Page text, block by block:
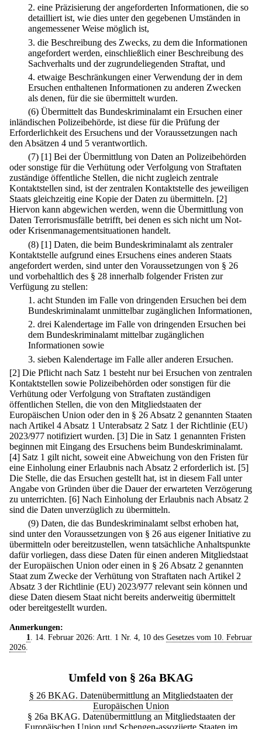
2. eine Präzisierung der angeforderten Informationen, die so
detailliert ist, wie dies unter den gegebenen Umständen in
angemessener Weise möglich ist,
3. die Beschreibung des Zwecks, zu dem die Informationen
angefordert werden, einschließlich einer Beschreibung des
Sachverhalts und der zugrundeliegenden Straftat, und
4. etwaige Beschränkungen einer Verwendung der in dem
Ersuchen enthaltenen Informationen zu anderen Zwecken
als denen, für die sie übermittelt wurden.
(6) Übermittelt das Bundeskriminalamt ein Ersuchen einer
inländischen Polizeibehörde, ist diese für die Prüfung der
Erforderlichkeit des Ersuchens und der Voraussetzungen nach
den Absätzen 4 und 5 verantwortlich.
(7) [1] Bei der Übermittlung von Daten an Polizeibehörden
oder sonstige für die Verhütung oder Verfolgung von Straftaten
zuständige öffentliche Stellen, die nicht zugleich zentrale
Kontaktstellen sind, ist der zentralen Kontaktstelle des jeweiligen
Staats gleichzeitig eine Kopie der Daten zu übermitteln. [2]
Hiervon kann abgewichen werden, wenn die Übermittlung von
Daten Terrorismusfälle betrifft, bei denen es sich nicht um Not-
oder Krisenmanagementsituationen handelt.
(8) [1] Daten, die beim Bundeskriminalamt als zentraler
Kontaktstelle aufgrund eines Ersuchens eines anderen Staats
angefordert werden, sind unter den Voraussetzungen von § 26
und vorbehaltlich des § 28 innerhalb folgender Fristen zur
Verfügung zu stellen:
1. acht Stunden im Falle von dringenden Ersuchen bei dem
Bundeskriminalamt unmittelbar zugänglichen Informationen,
2. drei Kalendertage im Falle von dringenden Ersuchen bei
dem Bundeskriminalamt mittelbar zugänglichen
Informationen sowie
3. sieben Kalendertage im Falle aller anderen Ersuchen.
[2] Die Pflicht nach Satz 1 besteht nur bei Ersuchen von zentralen
Kontaktstellen sowie Polizeibehörden oder sonstigen für die
Verhütung oder Verfolgung von Straftaten zuständigen
öffentlichen Stellen, die von den Mitgliedstaaten der
Europäischen Union oder den in § 26 Absatz 2 genannten Staaten
nach Artikel 4 Absatz 1 Unterabsatz 2 Satz 1 der Richtlinie (EU)
2023/977 notifiziert wurden. [3] Die in Satz 1 genannten Fristen
beginnen mit Eingang des Ersuchens beim Bundeskriminalamt.
[4] Satz 1 gilt nicht, soweit eine Abweichung von den Fristen für
eine Einholung einer Erlaubnis nach Absatz 2 erforderlich ist. [5]
Die Stelle, die das Ersuchen gestellt hat, ist in diesem Fall unter
Angabe von Gründen über die Dauer der erwarteten Verzögerung
zu unterrichten. [6] Nach Einholung der Erlaubnis nach Absatz 2
sind die Daten unverzüglich zu übermitteln.
(9) Daten, die das Bundeskriminalamt selbst erhoben hat,
sind unter den Voraussetzungen von § 26 aus eigener Initiative zu
übermitteln oder bereitzustellen, wenn tatsächliche Anhaltspunkte
dafür vorliegen, dass diese Daten für einen anderen Mitgliedstaat
der Europäischen Union oder einen in § 26 Absatz 2 genannten
Staat zum Zwecke der Verhütung von Straftaten nach Artikel 2
Absatz 3 der Richtlinie (EU) 2023/977 relevant sein können und
diese Daten diesem Staat nicht bereits anderweitig übermittelt
oder bereitgestellt wurden.
Anmerkungen:
1
. 14. Februar 2026: Artt. 1 Nr. 4, 10 des Gesetzes vom 10. Februar
2026
Umfeld von § 26a BKAG
§ 26 BKAG. Datenübermittlung an Mitgliedstaaten der
Europäischen Union
§ 26a BKAG. Datenübermittlung an Mitgliedstaaten der
Europäischen Union und Schengen-assoziierte Staaten im